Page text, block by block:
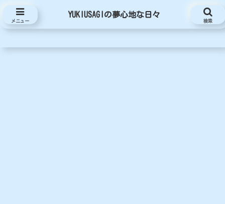
YUKIUSAGIの夢心地な日々
メニュー
YUKIUSAGIの夢心地な日々
検索